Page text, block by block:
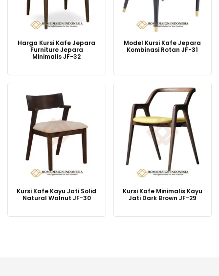
Harga Kursi Kafe Jepara
Furniture Jepara
Minimalis JF-32
Model Kursi Kafe Jepara
Kombinasi Rotan JF-31
Kursi Kafe Kayu Jati Solid
Natural Walnut JF-30
Kursi Kafe Minimalis Kayu
Jati Dark Brown JF-29